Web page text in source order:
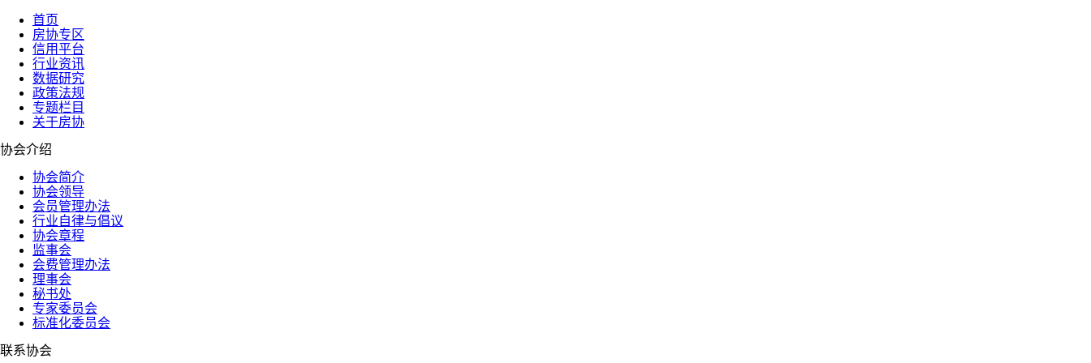
首页
房协专区
信用平台
行业资讯
数据研究
政策法规
专题栏目
关于房协
协会介绍
协会简介
协会领导
会员管理办法
行业自律与倡议
协会章程
监事会
会费管理办法
理事会
秘书处
专家委员会
标准化委员会
联系协会